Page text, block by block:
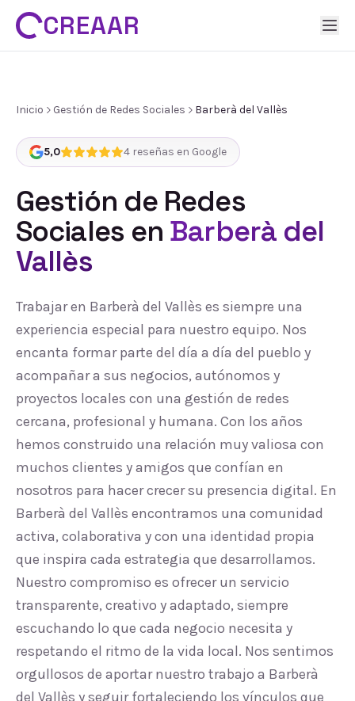
CREAAR
Inicio Gestión de Redes Sociales Barberà del Vallès
5,0 4 reseñas en Google
Gestión de Redes
Sociales en Barberà del
Vallès
Trabajar en Barberà del Vallès es siempre una
experiencia especial para nuestro equipo. Nos
encanta formar parte del día a día del pueblo y
acompañar a sus negocios, autónomos y
proyectos locales con una gestión de redes
cercana, profesional y humana. Con los años
hemos construido una relación muy valiosa con
muchos clientes y amigos que confían en
nosotros para hacer crecer su presencia digital. En
Barberà del Vallès encontramos una comunidad
activa, colaborativa y con una identidad propia
que inspira cada estrategia que desarrollamos.
Nuestro compromiso es ofrecer un servicio
transparente, creativo y adaptado, siempre
escuchando lo que cada negocio necesita y
respetando el ritmo de la vida local. Nos sentimos
orgullosos de aportar nuestro trabajo a Barberà
del Vallès y seguir fortaleciendo los vínculos que